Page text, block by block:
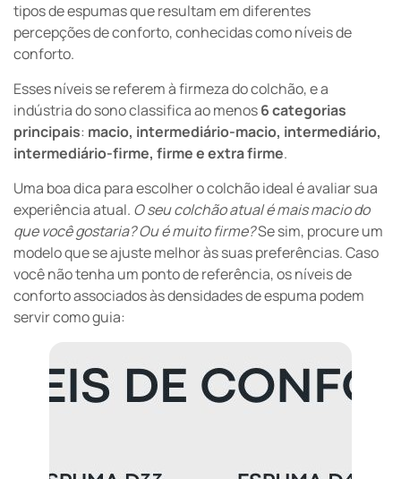
tipos de espumas que resultam em diferentes
percepções de conforto, conhecidas como níveis de
conforto.
Esses níveis se referem à firmeza do colchão, e a
indústria do sono classifica ao menos6 categorias
principais: macio, intermediário-macio, intermediário,
intermediário-firme, firme e extra firme.
Uma boa dica para escolher o colchão ideal é avaliar sua
experiência atual. O seu colchão atual é mais macio do
que você gostaria?Ou é muito firme?Se sim, procure um
modelo que se ajuste melhor às suas preferências. Caso
você não tenha um ponto de referência, os níveis de
conforto associados às densidades de espuma podem
servir como guia: